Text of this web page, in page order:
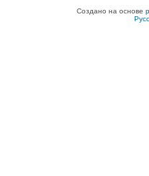
Создано на основе